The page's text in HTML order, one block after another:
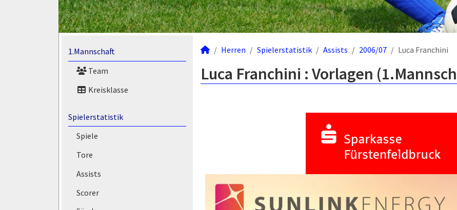
1.Mannschaft
Team
Kreisklasse
Spielerstatistik
Spiele
Tore
Assists
Scorer
Herren Spielerstatistik Assists 2006/07 Luca Franchini
Luca Franchini : Vorlagen